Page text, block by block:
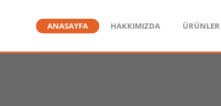
ANASAYFA HAKKIMIZDA ÜRÜNLER